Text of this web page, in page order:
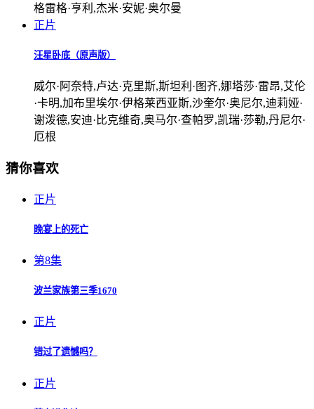
格雷格·亨利,杰米·安妮·奥尔曼
正片
汪星卧底（原声版）
威尔·阿奈特,卢达·克里斯,斯坦利·图齐,娜塔莎·雷昂,艾伦
·卡明,加布里埃尔·伊格莱西亚斯,沙奎尔·奥尼尔,迪莉娅·
谢泼德,安迪·比克维奇,奥马尔·查帕罗,凯瑞·莎勒,丹尼尔·
厄根
猜你喜欢
正片
晚宴上的死亡
第8集
波兰家族第三季1670
正片
错过了遗憾吗？
正片